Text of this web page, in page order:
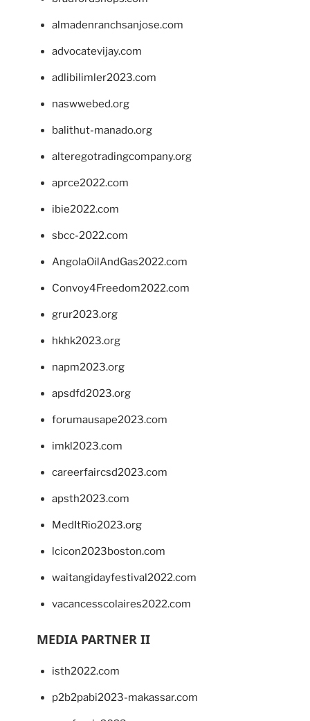
almadenranchsanjose.com
advocatevijay.com
adlibilimler2023.com
naswwebed.org
balithut-manado.org
alteregotradingcompany.org
aprce2022.com
ibie2022.com
sbcc-2022.com
AngolaOilAndGas2022.com
Convoy4Freedom2022.com
grur2023.org
hkhk2023.org
napm2023.org
apsdfd2023.org
forumausape2023.com
imkl2023.com
careerfaircsd2023.com
apsth2023.com
MedItRio2023.org
lcicon2023boston.com
waitangidayfestival2022.com
vacancesscolaires2022.com
MEDIA PARTNER II
isth2022.com
p2b2pabi2023-makassar.com